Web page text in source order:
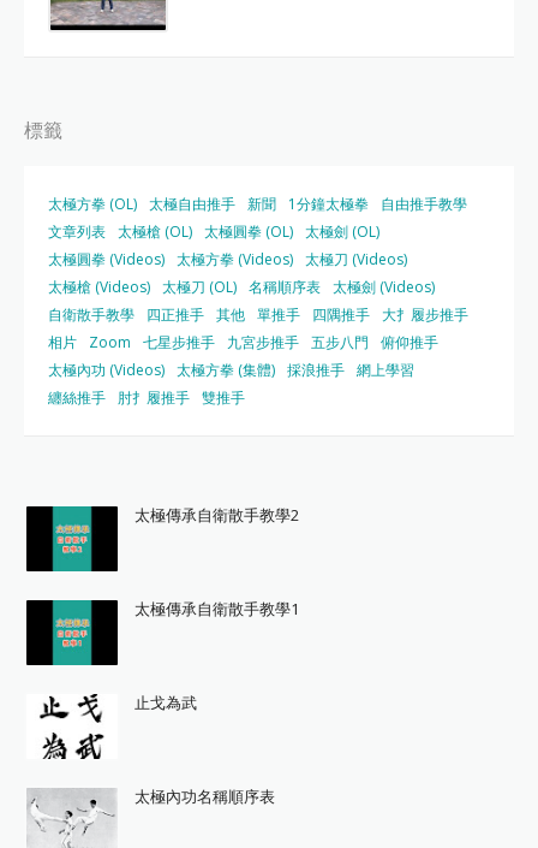
標籤
太極方拳 (OL) 太極自由推手 新聞 1分鐘太極拳
自由推手教學
文章列表 太極槍 (OL) 太極圓拳 (OL) 太極劍 (OL)
太極圓拳 (Videos) 太極方拳 (Videos) 太極刀 (Videos)
太極槍 (Videos) 太極刀 (OL) 名稱順序表 太極劍 (Videos)
自衛散手教學
四正推手 其他 單推手 四隅推手 大扌履步推手
相片
Zoom 七星步推手 九宮步推手 五步八門
俯仰推手
太極內功 (Videos) 太極方拳 (集體) 採浪推手 網上學習
纏絲推手
肘扌履推手 雙推手
太極傳承自衛散手教學2
太極傳承自衛散手教學1
止戈為武
太極內功名稱順序表